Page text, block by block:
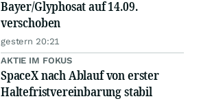
Bayer/Glyphosat auf 14.09.
verschoben
gestern 20:21
AKTIE IM FOKUS
SpaceX nach Ablauf von erster
Haltefristvereinbarung stabil